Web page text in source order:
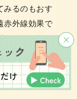
みるのもおす
赤外線効果で
ートしてくれ
くい更年期女
が実証されて
と安心です。